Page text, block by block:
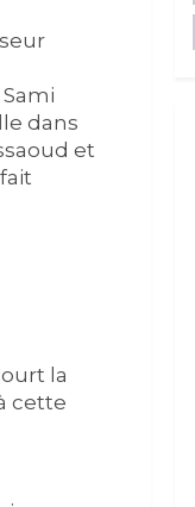
Sami
dans
et
la
cette